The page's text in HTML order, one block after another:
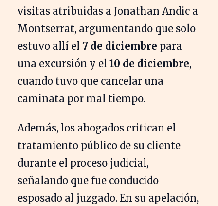
visitas atribuidas a Jonathan Andic a
Montserrat, argumentando que solo
estuvo allí el 7 de diciembre para
una excursión y el 10 de diciembre,
cuando tuvo que cancelar una
caminata por mal tiempo.
Además, los abogados critican el
tratamiento público de su cliente
durante el proceso judicial,
señalando que fue conducido
esposado al juzgado. En su apelación,